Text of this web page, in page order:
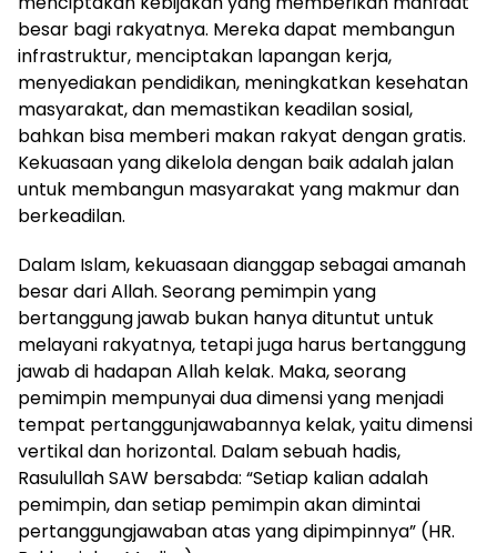
besar bagi rakyatnya. Mereka dapat membangun
infrastruktur, menciptakan lapangan kerja,
menyediakan pendidikan, meningkatkan kesehatan
masyarakat, dan memastikan keadilan sosial,
bahkan bisa memberi makan rakyat dengan gratis.
Kekuasaan yang dikelola dengan baik adalah jalan
untuk membangun masyarakat yang makmur dan
berkeadilan.
Dalam Islam, kekuasaan dianggap sebagai amanah
besar dari Allah. Seorang pemimpin yang
bertanggung jawab bukan hanya dituntut untuk
melayani rakyatnya, tetapi juga harus bertanggung
jawab di hadapan Allah kelak. Maka, seorang
pemimpin mempunyai dua dimensi yang menjadi
tempat pertanggunjawabannya kelak, yaitu dimensi
vertikal dan horizontal. Dalam sebuah hadis,
Rasulullah SAW bersabda: “Setiap kalian adalah
pemimpin, dan setiap pemimpin akan dimintai
pertanggungjawaban atas yang dipimpinnya” (HR.